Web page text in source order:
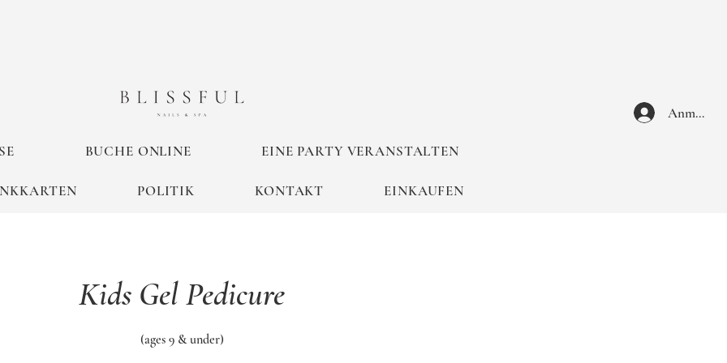
Anmelden
BUCHE ONLINE EINE PARTY VERANSTALTEN
POLITIK KONTAKT EINKAUFEN
Kids Gel Pedicure
(ages 9 & under)